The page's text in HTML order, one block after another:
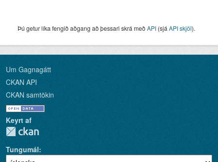
Þú getur líka fengið aðgang að þessari skrá meðAPI (sjá API skjöl).
Um Gagnagátt
CKAN API
CKAN samtökin
Keyrt af
Tungumál